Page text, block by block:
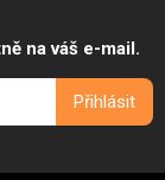
na váš e-mail.